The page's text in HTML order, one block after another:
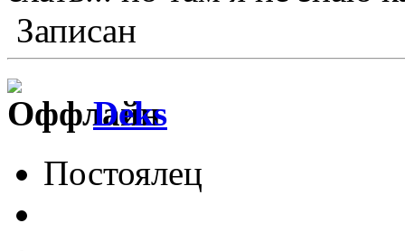
Записан
Deks
Постоялец